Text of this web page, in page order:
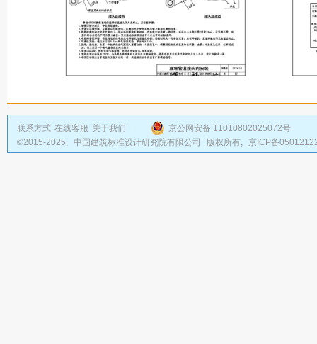
联系方式 在线客服 关于我们
京公网安备 11010802025072号
©2015-2025, 中国建筑标准设计研究院有限公司 版权所有, 京ICP备